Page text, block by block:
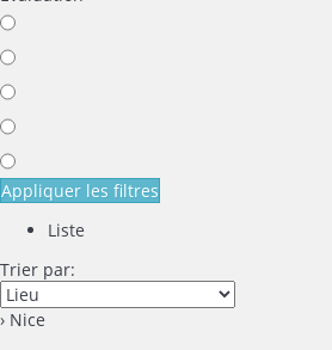
Appliquer les filtres
Liste
Trier par:
› Nice